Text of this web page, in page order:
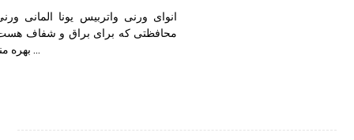
انوای ورنی واتربیس یونا المانی
محافظتی که برای براق و شفاف هست